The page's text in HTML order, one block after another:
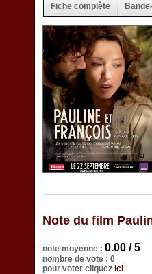
Fiche complète
Note du film
note moyenne : 0.00 / 5
nombre de vote : 0
pour voter cliquez ici